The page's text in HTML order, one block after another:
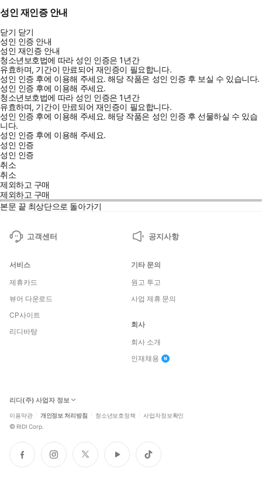
성인 재인증 안내
닫기 닫기
성인 인증 안내
성인 재인증 안내
청소년보호법에 따라 성인 인증은 1년간
유효하며, 기간이 만료되어 재인증이 필요합니다.
성인 인증 후에 이용해 주세요.해당 작품은 성인 인증 후 보실 수 있습니다.
성인 인증 후에 이용해 주세요.
청소년보호법에 따라 성인 인증은 1년간
유효하며, 기간이 만료되어 재인증이 필요합니다.
성인 인증 후에 이용해 주세요.해당 작품은 성인 인증 후 선물하실 수 있습
니다.
성인 인증 후에 이용해 주세요.
성인 인증
성인 인증
취소
취소
제외하고 구매
제외하고 구매
본문 끝 최상단으로 돌아가기
고객센터 공지사항
서비스
제휴카드
뷰어 다운로드
CP사이트
리디바탕
기타 문의
원고 투고
사업 제휴 문의
회사
회사 소개
인재채용
리디(주) 사업자 정보
이용약관 개인정보 처리방침 청소년보호정책 사업자정보확인
© RIDI Corp.
페
이
인
스
트
위
유
튜
틱
톡